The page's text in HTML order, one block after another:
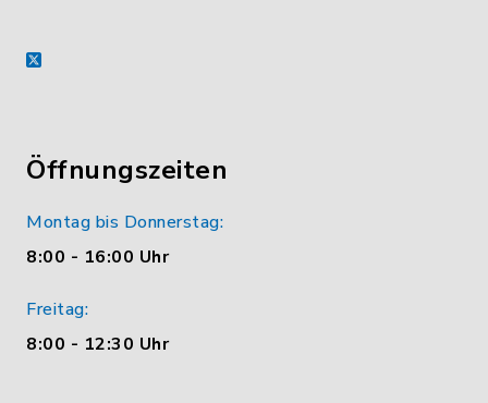
X
Öffnungszeiten
Montag bis Donnerstag:
8:00 - 16:00 Uhr
Freitag:
8:00 - 12:30 Uhr